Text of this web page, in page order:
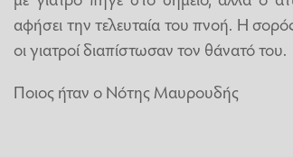
αφήσει την τελευταία του πνοή. Η
οι γιατροί διαπίστωσαν τον θάνατό του.
Ποιος ήταν ο Νότης Μαυρουδής